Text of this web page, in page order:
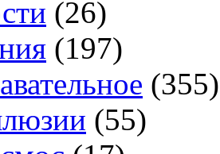
(26)
(197)
(355)
(55)